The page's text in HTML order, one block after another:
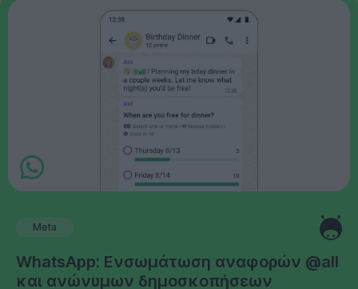
Meta
WhatsApp: Ενσωμάτωση αναφορών @all
και ανώνυμων δημοσκοπήσεων